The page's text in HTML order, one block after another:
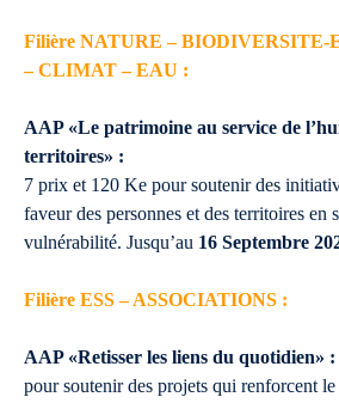
Filière NATURE –
– CLIMAT – EAU :
AAP «Le patrimoine au service de
territoires» :
7 prix et 120 Ke pour soutenir des
faveur des personnes et des territoires en
vulnérabilité. Jusqu’au 16 Septembre
Filière ESS – ASSOCIATIONS :
AAP «Retisser les liens du quotidien» :
pour soutenir des projets qui renforcent